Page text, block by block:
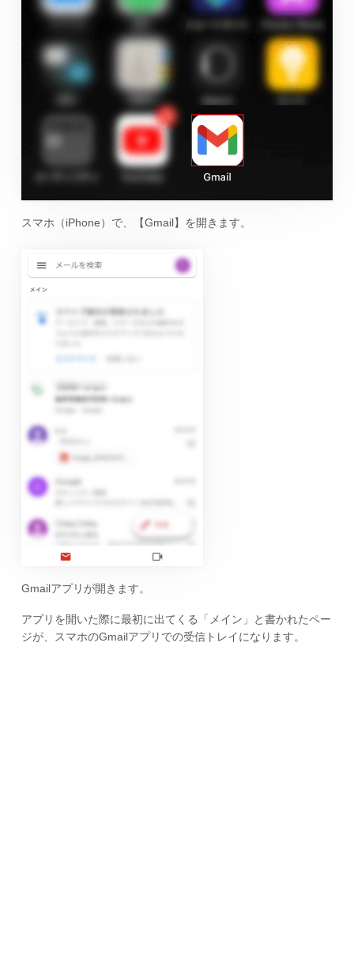
スマホ（iPhone）で、【Gmail】を開きます。
Gmailアプリが開きます。
アプリを開いた際に最初に出てくる「メイン」と書かれたペー
ジが、スマホのGmailアプリでの受信トレイになります。